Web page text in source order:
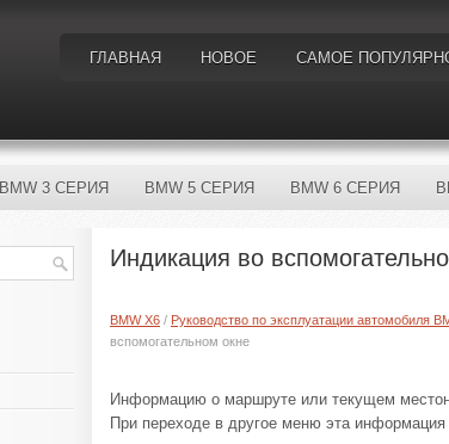
ГЛАВНАЯ НОВОЕ САМОЕ
BMW 3 СЕРИЯ BMW 5 СЕРИЯ BMW 6 СЕРИЯ
Индикация во
BMW X6 / Руководство по эксплуатации автомобиля
вспомогательном окне
Информацию о маршруте или текущем
При переходе в другое меню эта информация